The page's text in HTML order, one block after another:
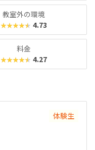
教室外の環境
★★★★★ 4.73
料金
★★★★★ 4.27
体験生